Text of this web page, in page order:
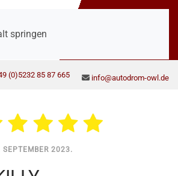
springen
(0)5232 85 87 665 info@autodrom-owl.de
SEPTEMBER 2023.